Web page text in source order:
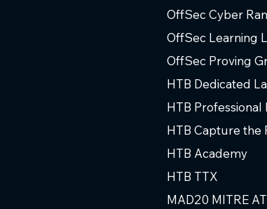
OffSec Cyber
OffSec Learning
OffSec Proving
HTB Dedicated
HTB Professional
HTB Capture the
HTB Academy
HTB TTX
MAD20 MITRE